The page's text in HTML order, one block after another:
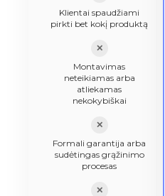
Klientai spaudžiami
pirkti bet kokį produktą
✕
Montavimas
neteikiamas arba
atliekamas
nekokybiškai
✕
Formali garantija arba
sudėtingas grąžinimo
procesas
✕